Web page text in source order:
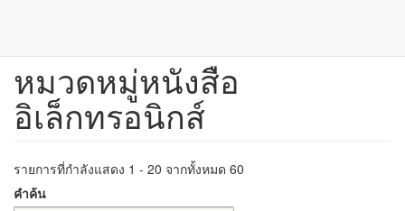
เนื้อหา
หมวดหมู่หนังสือ
อิเล็กทรอนิกส์
รายการที่กำลังแสดง 1 - 20 จากทั้งหมด 60
คำค้น